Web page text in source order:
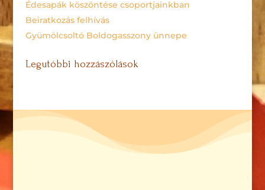
Édesapák köszöntése csoportjainkban
Beiratkozás felhívás
Gyümölcsoltó Boldogasszony ünnepe
Legutóbbi hozzászólások